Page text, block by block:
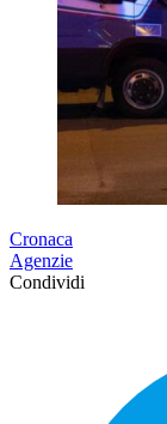
Cronaca
Agenzie
Condividi